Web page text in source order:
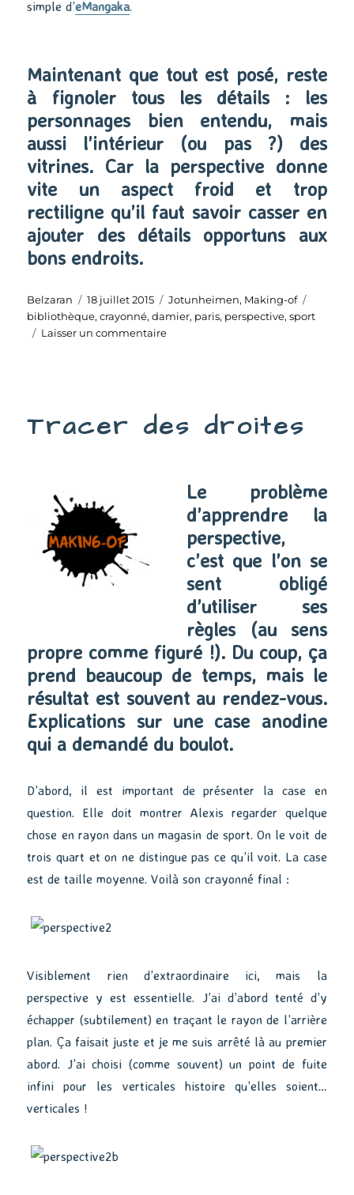
simple d’eMangaka.
Maintenant que tout est posé, reste
à fignoler tous les détails : les
personnages bien entendu, mais
aussi l’intérieur (ou pas ?) des
vitrines. Car la perspective donne
vite un aspect froid et trop
rectiligne qu’il faut savoir casser en
ajouter des détails opportuns aux
bons endroits.
Auteur
Belzaran
Publié
le
18 juillet 2015 Catégories
Jotunheimen, Making-of
bibliothèque,crayonné,damier, paris, perspective,sport
Laisser un commentairesur
Tracer des droites
Le problème
d’apprendre la
perspective,
c’est que l’on se
sent obligé
d’utiliser ses
règles (au sens
propre comme figuré !). Du coup, ça
prend beaucoup de temps, mais le
résultat est souvent au rendez-vous.
Explications sur une case anodine
qui a demandé du boulot.
D’abord, il est important de présenter la case en
question. Elle doit montrer Alexis regarder quelque
chose en rayon dans un magasin de sport. On le voit de
trois quart et on ne distingue pas ce qu’il voit. La case
est de taille moyenne. Voilà son crayonné final :
Visiblement rien d’extraordinaire ici, mais la
perspective y est essentielle. J’ai d’abord tenté d’y
échapper (subtilement) en traçant le rayon de l’arrière
plan. Ça faisait juste et je me suis arrêté là au premier
abord. J’ai choisi (comme souvent) un point de fuite
infini pour les verticales histoire qu’elles soient…
verticales !